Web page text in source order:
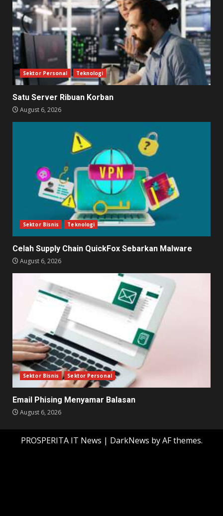
Sektor Personal Teknologi
Satu Server Ribuan Korban
August 6, 2026
Sektor Bisnis Teknologi
Celah Supply Chain QuickFox Sebarkan Malware
August 6, 2026
Sektor Bisnis Sektor Personal
Email Phising Menyamar Balasan
August 6, 2026
PROSPERITA IT News | DarkNews by AF themes.